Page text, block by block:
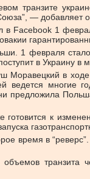
транзите
— добавляет
в Facebook 1
1 февраля
в Украину в
Моравецкий в
ведется многие
предложила
готовится к
время в